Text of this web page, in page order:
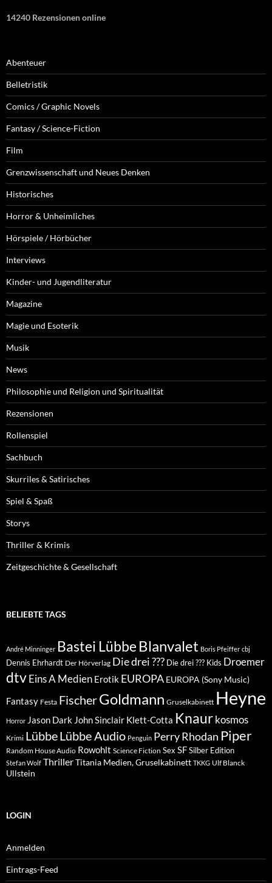
14240 Rezensionen online
Abenteuer
Belletristik
Comics / Graphic Novels
Fantasy / Science-Fiction
Film
Grenzwissenschaft und Neues Denken
Historisches
Horror & Unheimliches
Hörspiele / Hörbücher
Interviews
Kinder- und Jugendliteratur
Magazine
Magie und Esoterik
Musik
News
Philosophie und Religion und Spiritualität
Rezensionen
Rollenspiel
Sachbuch
Skurriles & Satirisches
Spiel & Spaß
Storys
Thriller & Krimis
Zeitgeschichte & Gesellschaft
BELIEBTE TAGS
André Minninger Bastei Lübbe Blanvalet Boris Pfeiffer cbj
Dennis Ehrhardt Der Hörverlag Die drei ??? Die drei ??? Kids Droemer
dtvEins A Medien Erotik EUROPA EUROPA (Sony Music)
Fantasy Festa FischerGoldmann Gruselkabinett Heyne
Horror Jason Dark John Sinclair Klett-Cotta Knaur kosmos
Krimi LübbeLübbe Audio Penguin Perry Rhodan Piper
Random House Audio Rowohlt Science Fiction Sex SFSilber Edition
Stefan Wolf ThrillerTitania Medien, Gruselkabinett TKKG Ulf Blanck
Ullstein
LOGIN
Anmelden
Eintrags-Feed